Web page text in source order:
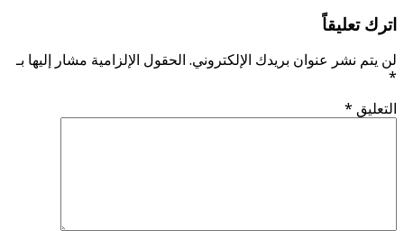
اترك تعليقاً
لن يتم نشر عنوان بريدك الإلكتروني. الحقول الإلزامية مشار إليها بـ
*
التعليق *